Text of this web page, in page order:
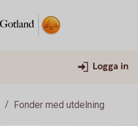
Logga in
Fonder med utdelning